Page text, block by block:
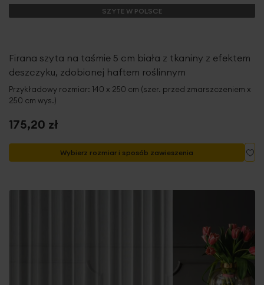
SZYTE W POLSCE
Firana szyta na taśmie 5 cm biała z tkaniny z efektem
deszczyku, zdobionej haftem roślinnym
Przykładowy rozmiar: 140 x 250 cm (szer. przed zmarszczeniem x
250 cm wys.)
175,20 zł
Wybierz rozmiar i sposób zawieszenia